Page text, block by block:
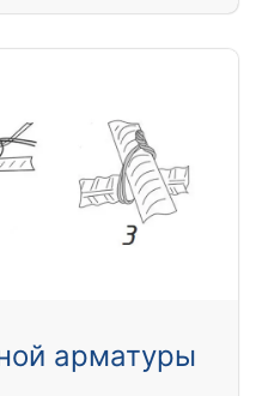
арматуры